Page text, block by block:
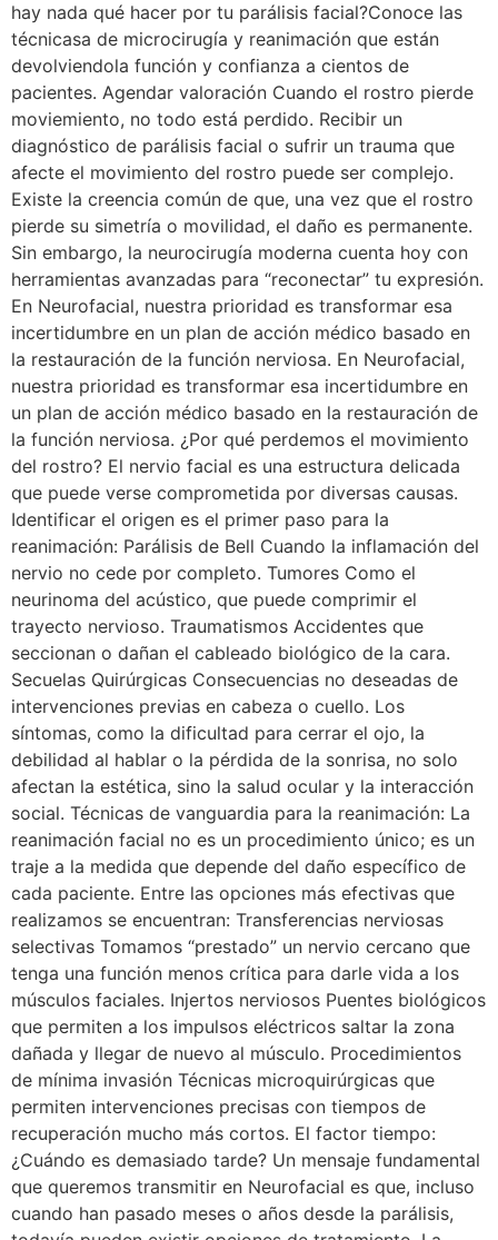
hay nada qué hacer por tu parálisis facial?Conoce las
técnicasa de microcirugía y reanimación que están
devolviendola función y confianza a cientos de
pacientes. Agendar valoración Cuando el rostro pierde
moviemiento, no todo está perdido. Recibir un
diagnóstico de parálisis facial o sufrir un trauma que
afecte el movimiento del rostro puede ser complejo.
Existe la creencia común de que, una vez que el rostro
pierde su simetría o movilidad, el daño es permanente.
Sin embargo, la neurocirugía moderna cuenta hoy con
herramientas avanzadas para “reconectar” tu expresión.
En Neurofacial, nuestra prioridad es transformar esa
incertidumbre en un plan de acción médico basado en
la restauración de la función nerviosa. En Neurofacial,
nuestra prioridad es transformar esa incertidumbre en
un plan de acción médico basado en la restauración de
la función nerviosa. ¿Por qué perdemos el movimiento
del rostro? El nervio facial es una estructura delicada
que puede verse comprometida por diversas causas.
Identificar el origen es el primer paso para la
reanimación: Parálisis de Bell Cuando la inflamación del
nervio no cede por completo. Tumores Como el
neurinoma del acústico, que puede comprimir el
trayecto nervioso. Traumatismos Accidentes que
seccionan o dañan el cableado biológico de la cara.
Secuelas Quirúrgicas Consecuencias no deseadas de
intervenciones previas en cabeza o cuello. Los
síntomas, como la dificultad para cerrar el ojo, la
debilidad al hablar o la pérdida de la sonrisa, no solo
afectan la estética, sino la salud ocular y la interacción
social. Técnicas de vanguardia para la reanimación: La
reanimación facial no es un procedimiento único; es un
traje a la medida que depende del daño específico de
cada paciente. Entre las opciones más efectivas que
realizamos se encuentran: Transferencias nerviosas
selectivas Tomamos “prestado” un nervio cercano que
tenga una función menos crítica para darle vida a los
músculos faciales. Injertos nerviosos Puentes biológicos
que permiten a los impulsos eléctricos saltar la zona
dañada y llegar de nuevo al músculo. Procedimientos
de mínima invasión Técnicas microquirúrgicas que
permiten intervenciones precisas con tiempos de
recuperación mucho más cortos. El factor tiempo:
¿Cuándo es demasiado tarde? Un mensaje fundamental
que queremos transmitir en Neurofacial es que, incluso
cuando han pasado meses o años desde la parálisis,